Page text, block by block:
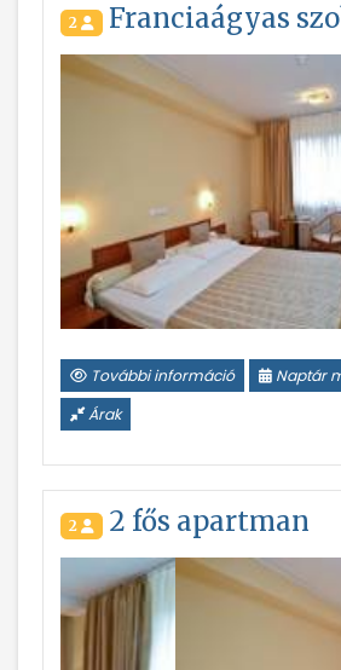
2 Franciaágyas
További információ
Naptár
Árak
2 2 fős apartman